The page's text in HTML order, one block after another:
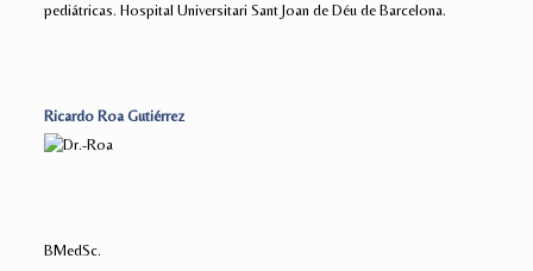
pediátricas. Hospital Universitari Sant Joan de Déu de Barcelona.
Ricardo Roa Gutiérrez
BMedSc.